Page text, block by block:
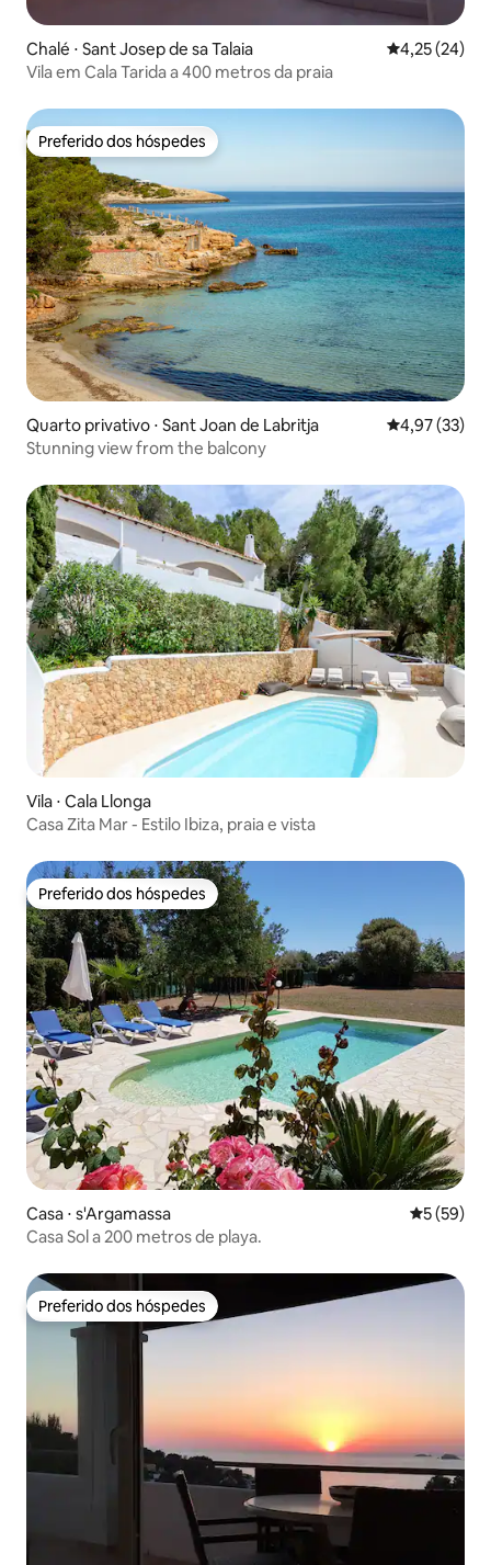
Chalé ⋅ Sant Josep de sa Talaia 4,25 de uma
4,25 (24)
Vila em Cala Tarida a 400 metros da praia
Preferido dos hóspedes
Preferido dos hóspedes
Quarto privativo ⋅ Sant Joan de Labritja 4,97 de uma
4,97 (33)
Stunning view from the balcony
Vila ⋅ Cala Llonga
Casa Zita Mar - Estilo Ibiza, praia e vista
Preferido dos hóspedes
Preferido dos hóspedes
Casa ⋅ s'Argamassa 5 de uma
5 (59)
Casa Sol a 200 metros de playa.
Preferido dos hóspedes
Preferido dos hóspedes